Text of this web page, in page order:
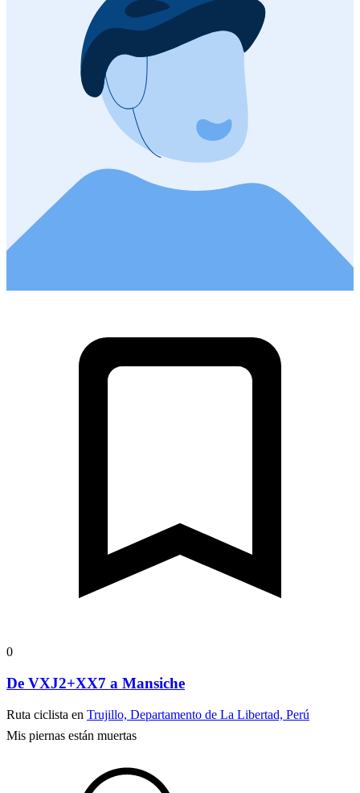
0
De VXJ2+XX7 a Mansiche
Ruta ciclista en Trujillo, Departamento de La Libertad, Perú
Mis piernas están muertas